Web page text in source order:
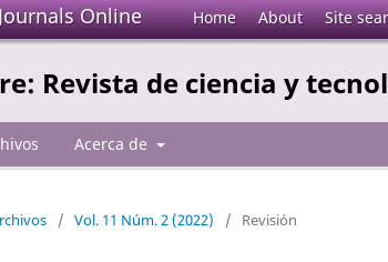
Online Home About Site
Revista de ciencia y
Acerca de
/ Vol. 11 Núm. 2 (2022) / Revisión